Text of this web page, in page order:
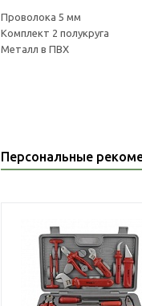
Проволока 5 мм
Комплект 2 полукруга
Металл в ПВХ
Персональные